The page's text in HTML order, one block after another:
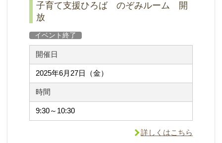
子育て支援ひろば のぞみルーム 開
放
イベント終了
開催日
2025年6月27日（金）
時間
9:30～10:30
詳しくはこちら